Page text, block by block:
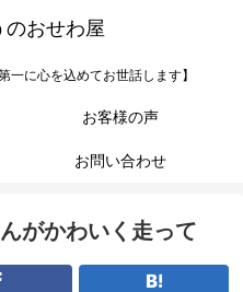
一に心を込めてお世話します】
お客様の声
お問い合わせ
がかわいく走って